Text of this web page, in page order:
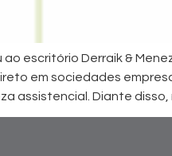
escritório Derraik &
em sociedades
assistencial. Diante